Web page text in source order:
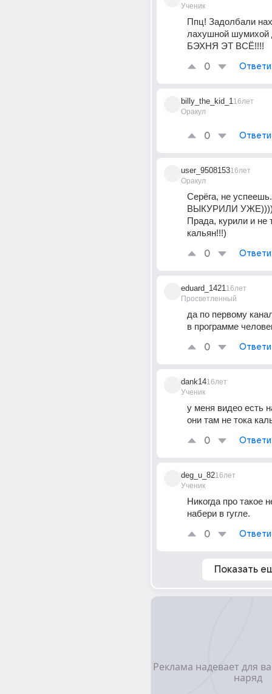
Ученик
Ппц! Задолбали
лахушной шумихой
БЭХНЯ ЭТ ВСЁ!!!!
0
billy_the_kid_1
Оракул
16лет
0
user_9508153
Оракул
16лет
Серёга, не
ВЫКУРИЛИ
Прада, курили и не
кальян!!!)
0
eduard_1421
Просветленный
16лет
да по первому
в программе
0
dank14
Ученик
16лет
у меня видео есть
они там не тока
0
deg_u_82
Ученик
16лет
Никогда про такое
набери в гугле.
0
Показать